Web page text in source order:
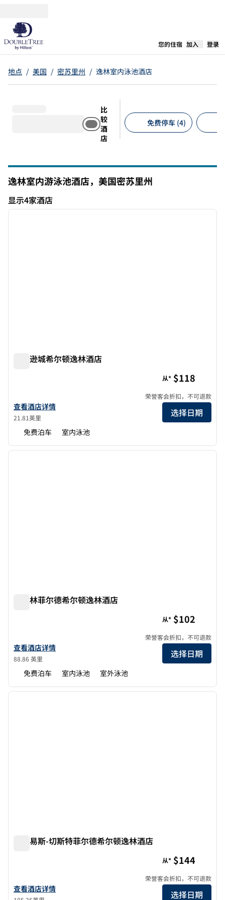
您的住宿, 在新标签
加入 登录
地点 / 美国 / 密苏里州 / 逸林室内泳池酒店
比
较
酒
店
免费停车 (4)
逸林室内游泳池酒店，美国密苏里州
显示4家酒店
显示4家酒店
1/12
下一
杰斐逊城希尔顿逸林酒店
查看 杰斐逊城希尔顿逸林酒店 的酒店详情
查看酒店详情
21.81英里
从* $118
荣誉客会折扣，不可退款
选择日期
免费泊车 室内泳池
1/12
1/12
下一
斯普林菲尔德希尔顿逸林酒店
查看希尔顿逸林酒店斯普林菲尔德的酒店详情
查看酒店详情
88.86 英里
从* $102
荣誉客会折扣，不可退款
选择日期
免费泊车 室内泳池 室外泳池
1/12
1/12
下一
圣路易斯-切斯特菲尔德希尔顿逸林酒店
查看圣路易斯 - 切斯特菲尔德希尔顿逸林酒店详情
查看酒店详情
从* $144
荣誉客会折扣，不可退款
选择日期